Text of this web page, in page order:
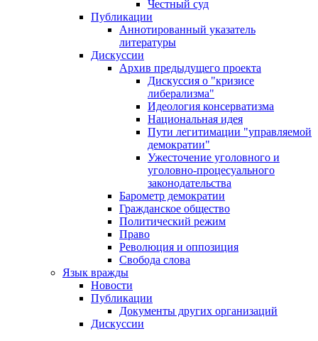
Честный суд
Публикации
Аннотированный указатель
литературы
Дискуссии
Архив предыдущего проекта
Дискуссия о "кризисе
либерализма"
Идеология консерватизма
Национальная идея
Пути легитимации "управляемой
демократии"
Ужесточение уголовного и
уголовно-процесуального
законодательства
Барометр демократии
Гражданское общество
Политический режим
Право
Революция и оппозиция
Свобода слова
Язык вражды
Новости
Публикации
Документы других организаций
Дискуссии